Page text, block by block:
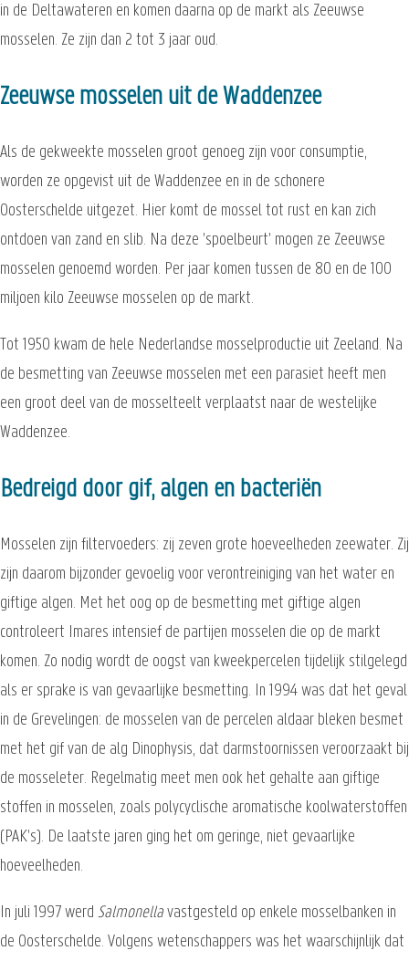
in de Deltawateren en komen daarna op de markt als Zeeuwse
mosselen. Ze zijn dan 2 tot 3 jaar oud.
Zeeuwse mosselen uit de Waddenzee
Als de gekweekte mosselen groot genoeg zijn voor consumptie,
worden ze opgevist uit de Waddenzee en in de schonere
Oosterschelde uitgezet. Hier komt de mossel tot rust en kan zich
ontdoen van zand en slib. Na deze 'spoelbeurt' mogen ze Zeeuwse
mosselen genoemd worden. Per jaar komen tussen de 80 en de 100
miljoen kilo Zeeuwse mosselen op de markt.
Tot 1950 kwam de hele Nederlandse mosselproductie uit Zeeland. Na
de besmetting van Zeeuwse mosselen met een parasiet heeft men
een groot deel van de mosselteelt verplaatst naar de westelijke
Waddenzee.
Bedreigd door gif, algen en bacteriën
Mosselen zijn filtervoeders: zij zeven grote hoeveelheden zeewater. Zij
zijn daarom bijzonder gevoelig voor verontreiniging van het water en
giftige algen. Met het oog op de besmetting met giftige algen
controleert Imares intensief de partijen mosselen die op de markt
komen. Zo nodig wordt de oogst van kweekpercelen tijdelijk stilgelegd
als er sprake is van gevaarlijke besmetting. In 1994 was dat het geval
in de Grevelingen: de mosselen van de percelen aldaar bleken besmet
met het gif van de alg Dinophysis, dat darmstoornissen veroorzaakt bij
de mosseleter. Regelmatig meet men ook het gehalte aan giftige
stoffen in mosselen, zoals polycyclische aromatische koolwaterstoffen
(PAK's). De laatste jaren ging het om geringe, niet gevaarlijke
hoeveelheden.
In juli 1997 werd Salmonellavastgesteld op enkele mosselbanken in
de Oosterschelde. Volgens wetenschappers was het waarschijnlijk dat